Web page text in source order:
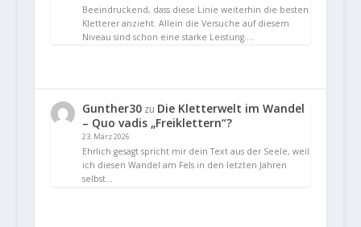
Beeindruckend, dass diese Linie weiterhin die besten
Kletterer anzieht. Allein die Versuche auf diesem
Niveau sind schon eine starke Leistung.…
Gunther30zu Die Kletterwelt im Wandel
– Quo vadis „Freiklettern“?
23. März 2026
Ehrlich gesagt spricht mir dein Text aus der Seele, weil
ich diesen Wandel am Fels in den letzten Jahren
selbst…